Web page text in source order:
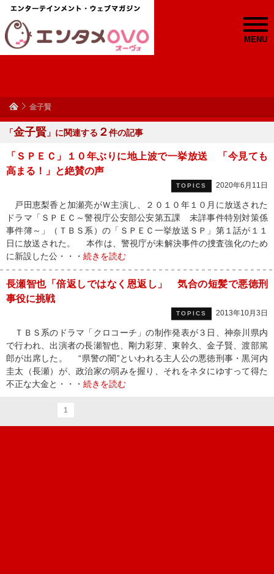
MENU
金子賢
「金子賢 」に関連する ２件の記事
「ＳＰＥＣ」１０年ぶりに地上波で一挙放送 「今見ても
高まる！」と絶賛の声
TOPICS 2020年6月11日
戸田恵梨香と加瀬亮がＷ主演し、２０１０年１０月に放送された
ドラマ「ＳＰＥＣ～警視庁公安部公安第五課 未詳事件特別対策係
事件簿～」（ＴＢＳ系）の「ＳＰＥＣ一挙放送ＳＰ」第１話が１１
日に放送された。 本作は、警視庁が未解決事件の捜査強化のため
に新設した公・・・ 続きを読む
長瀬智也「倍返しではなく恩返し」 気合の短髪で悪徳刑
事役に挑戦
TOPICS 2013年10月3日
ＴＢＳ系のドラマ「クロコーチ」の制作発表が３日、神奈川県内
で行われ、出演者の長瀬智也、剛力彩芽、東幹久、金子賢、渡部篤
郎が出席した。 “県警の闇”といわれる主人公の悪徳刑事・黒河内
圭太（長瀬）が、政治家の弱みを握り、それをネタにゆすって得た
不正な大金と・・・ 続きを読む
1